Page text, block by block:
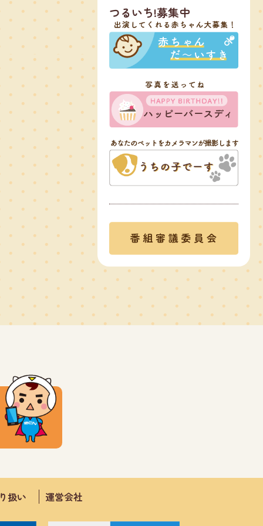
つるいち!募集中
扱い 運営会社